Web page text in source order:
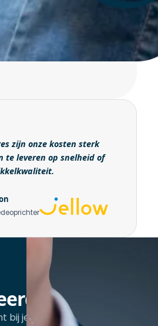
zijn onze kosten sterk
te leveren op snelheid of
bij je